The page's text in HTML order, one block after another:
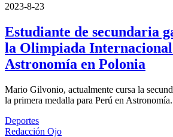
2023-8-23
Estudiante de secundaria
la Olimpiada Internacional
Astronomía en Polonia
Mario Gilvonio, actualmente cursa la
la primera medalla para Perú en Astronomía.
Deportes
Redacción Ojo